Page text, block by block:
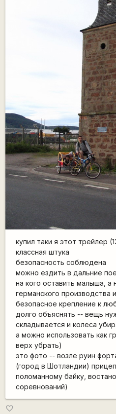
купил таки я этот трейлер
классная штука
безопасность соблюдена
можно ездить в дальние
на кого оставить малыша, а
германского производства
безопасное крепление к
долго объяснять -- вещь
складывается и колеса
а можно использовать как
верх убрать)
это фото -- возле руин
(город в Шотландии)
поломанному байку,
соревнований)
favorite_border